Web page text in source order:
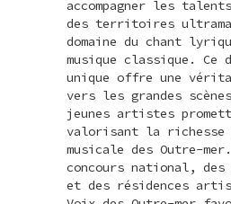
accompagner les
des territoires
domaine du chant
musique classique.
unique offre une
vers les grandes
jeunes artistes
valorisant la
musicale des Outre-
concours national, des
et des résidences